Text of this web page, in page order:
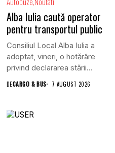
Alba Iulia caută operator
pentru transportul public
Consiliul Local Alba Iulia a
adoptat, vineri, o hotărâre
privind declararea stării...
DECARGO & BUS 7 AUGUST 2026